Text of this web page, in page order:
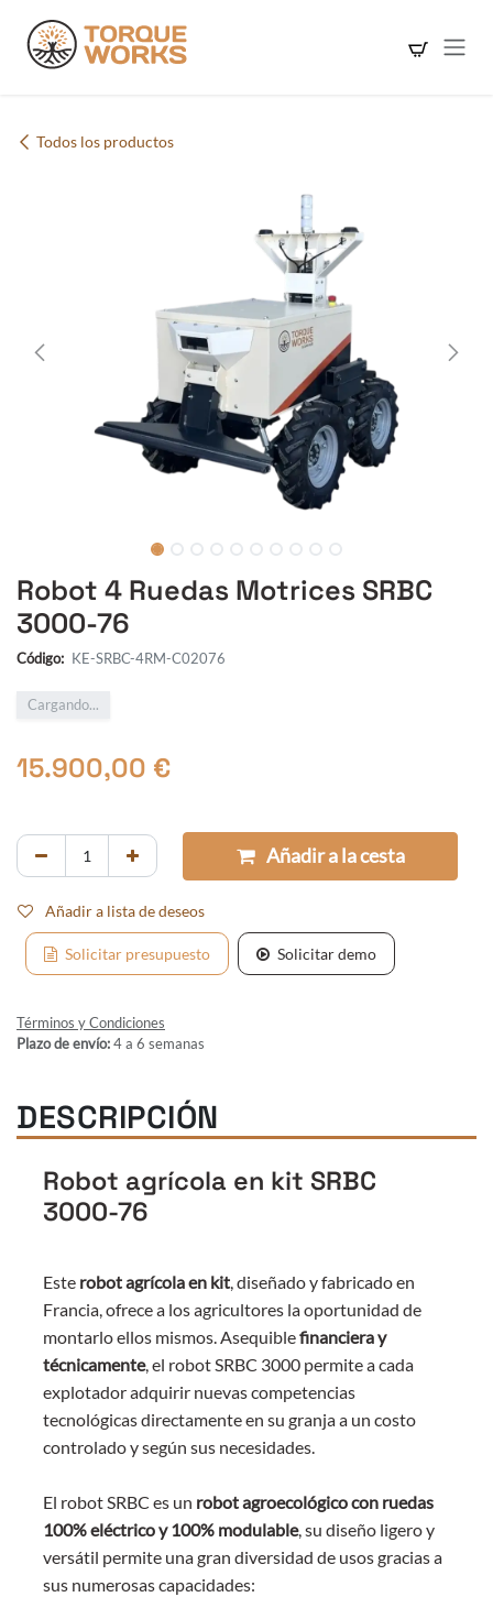
Todos los productos
Robot 4 Ruedas Motrices SRBC
3000-76
Código: KE-SRBC-4RM-C02076
Cargando...
15.900,00 €
Añadir a la cesta
Añadir a lista de deseos
Solicitar presupuesto Solicitar demo
Términos y Condiciones
Plazo de envío:4 a 6 semanas
DESCRIPCIÓN
Robot agrícola en kit SRBC
3000-76
Este robot agrícola en kit , diseñado y fabricado en
Francia, ofrece a los agricultores la oportunidad de
montarlo ellos mismos. Asequiblefinanciera y
técnicamente, el robot SRBC 3000 permite a cada
explotador adquirir nuevas competencias
tecnológicas directamente en su granja a un costo
controlado y según sus necesidades.
El robot SRBC es un robot agroecológico con ruedas
100% eléctrico y 100% modulable, su diseño ligero y
versátil permite una gran diversidad de usos gracias a
sus numerosas capacidades: